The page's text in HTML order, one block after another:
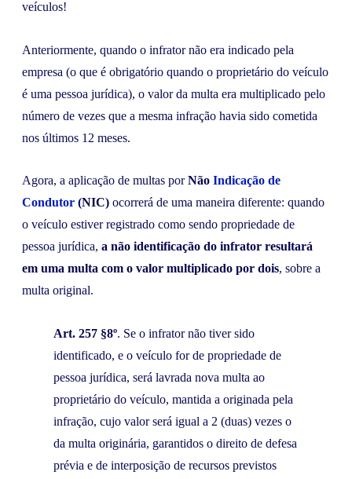
veículos!
Anteriormente, quando o infrator não era indicado pela
empresa (o que é obrigatório quando o proprietário do veículo
é uma pessoa jurídica), o valor da multa era multiplicado pelo
número de vezes que a mesma infração havia sido cometida
nos últimos 12 meses.
Agora, a aplicação de multas porNão Indicação de
Condutor (NIC) ocorrerá de uma maneira diferente: quando
o veículo estiver registrado como sendo propriedade de
pessoa jurídica, a não identificação do infrator resultará
em uma multa com o valor multiplicado por dois, sobre a
multa original.
Art. 257 §8º. Se o infrator não tiver sido
identificado, e o veículo for de propriedade de
pessoa jurídica, será lavrada nova multa ao
proprietário do veículo, mantida a originada pela
infração, cujo valor será igual a 2 (duas) vezes o
da multa originária, garantidos o direito de defesa
prévia e de interposição de recursos previstos